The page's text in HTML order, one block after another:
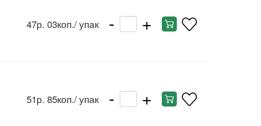
47р. 03коп./ упак - +
51р. 85коп./ упак - +